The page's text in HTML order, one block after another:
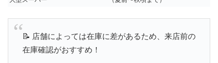
📝 店舗によっては在庫に差があるため、来店前の
在庫確認がおすすめ！